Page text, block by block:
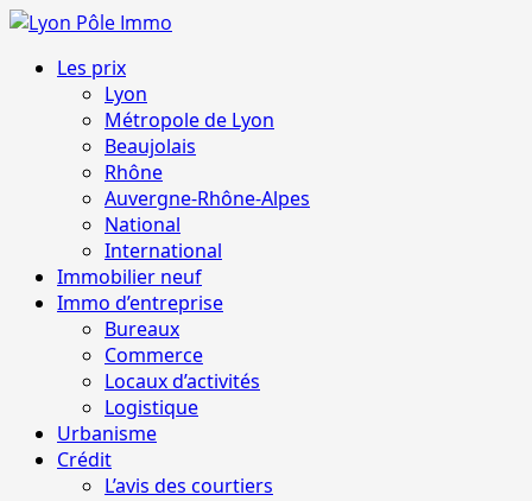
Aller
contenu
Menu
principal
Les prix
Lyon
Métropole de Lyon
Beaujolais
Rhône
Auvergne-Rhône-Alpes
National
International
Immobilier neuf
Immo d’entreprise
Bureaux
Commerce
Locaux d’activités
Logistique
Urbanisme
Crédit
L’avis des courtiers